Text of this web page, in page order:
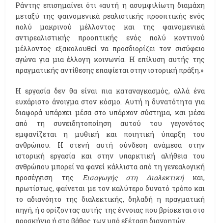
Ράντης επισημαίνει ότι «αυτή η ασυμφιλίωτη διαμάχη
μεταξύ της φαινομενικά ρεαλιστικής προοπτικής ενός
πολύ μακρινού μέλλοντος και της φαινομενικά
αντιρεαλιστικής προοπτικής ενός πολύ κοντινού
μέλλοντος εξακολουθεί να προσδιορίζει τον σισύφειο
αγώνα για μια έλλογη κοινωνία. Η επίλυση αυτής της
πραγματικής αντίθεσης επαφίεται στην ιστορική πράξη.»
Η εργασία δεν θα είναι πια καταναγκασμός, αλλά ένα
ευχάριστο άνοιγμα στον κόσμο. Αυτή η δυνατότητα για
διαφορά υπάρχει μέσα στο υπάρχον σύστημα, και μέσα
από τη συνειδητοποίηση αυτού του γεγονότος
εμφανίζεται η μυθική και ποιητική ύπαρξη του
ανθρώπου. Η στενή αυτή σύνδεση ανάμεσα στην
ιστορική εργασία και στην υπαρκτική αλήθεια του
ανθρώπου μπορεί να φανεί κάλλιστα από τη γενεαλογική
προσέγγιση της Εισαγωγής στη Διαλεκτικήκαι,
πρωτίστως, φαίνεται με τον καλύτερο δυνατό τρόπο και
το αδιανόητο της διαλεκτικής, δηλαδή η πραγματική
πηγή, ή ο ορίζοντας αυτής της έννοιας που βρίσκεται στο
προσκήνιο ή στο βάθος των υπό εξέταση διανοητών.